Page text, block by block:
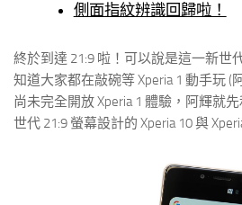
側面指紋辨識回歸啦！
終於到達 21:9 啦！可以說是這一新世
知道大家都在敲碗等 Xperia 1 動手玩 (
尚未完全開放 Xperia 1 體驗，阿輝就
世代 21:9 螢幕設計的 Xperia 10 與